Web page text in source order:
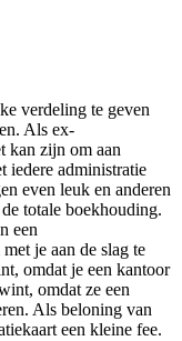
verdeling te geven
Als ex-
kan zijn om aan
iedere administratie
even leuk en anderen
totale boekhouding.
een
je aan de slag te
omdat je een kantoor
omdat ze een
Als beloning van
een kleine fee.